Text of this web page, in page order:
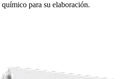
para su elaboración.